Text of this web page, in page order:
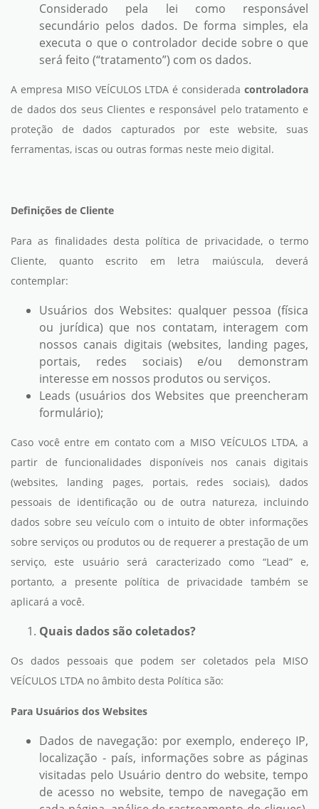
Considerado pela lei como responsável
secundário pelos dados. De forma simples, ela
executa o que o controlador decide sobre o que
será feito (“tratamento”) com os dados.
A empresa MISO VEÍCULOS LTDA é considerada controladora
de dados dos seus Clientes e responsável pelo tratamento e
proteção de dados capturados por este website, suas
ferramentas, iscas ou outras formas neste meio digital.
Definições de Cliente
Para as finalidades desta política de privacidade, o termo
Cliente, quanto escrito em letra maiúscula, deverá
contemplar:
Usuários dos Websites: qualquer pessoa (física
ou jurídica) que nos contatam, interagem com
nossos canais digitais (websites, landing pages,
portais, redes sociais) e/ou demonstram
interesse em nossos produtos ou serviços.
Leads (usuários dos Websites que preencheram
formulário);
Caso você entre em contato com a MISO VEÍCULOS LTDA, a
partir de funcionalidades disponíveis nos canais digitais
(websites, landing pages, portais, redes sociais), dados
pessoais de identificação ou de outra natureza, incluindo
dados sobre seu veículo com o intuito de obter informações
sobre serviços ou produtos ou de requerer a prestação de um
serviço, este usuário será caracterizado como “Lead” e,
portanto, a presente política de privacidade também se
aplicará a você.
Quais dados são coletados?
Os dados pessoais que podem ser coletados pela MISO
VEÍCULOS LTDA no âmbito desta Política são:
Para Usuários dos Websites
Dados de navegação: por exemplo, endereço IP,
localização - país, informações sobre as páginas
visitadas pelo Usuário dentro do website, tempo
de acesso no website, tempo de navegação em